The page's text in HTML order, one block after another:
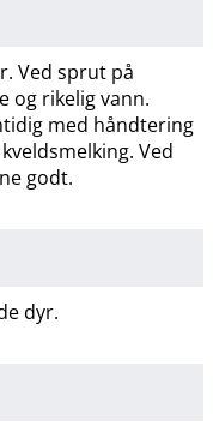
Ved sprut på
og rikelig vann.
med håndtering
Ved
godt.
dyr.